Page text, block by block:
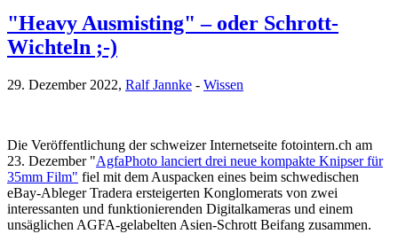
"Heavy Ausmisting" – oder Schrott-
Wichteln ;-)
29. Dezember 2022, Ralf Jannke - Wissen
Die Veröffentlichung der schweizer Internetseite fotointern.ch am
23. Dezember "AgfaPhoto lanciert drei neue kompakte Knipser für
35mm Film" fiel mit dem Auspacken eines beim schwedischen
eBay-Ableger Tradera ersteigerten Konglomerats von zwei
interessanten und funktionierenden Digitalkameras und einem
unsäglichen AGFA-gelabelten Asien-Schrott Beifang zusammen.